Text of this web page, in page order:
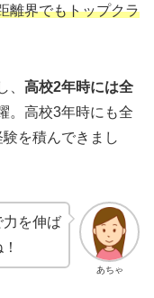
離界でもトップクラ
、 高校2年時には全
。高校3年時にも全
を積んできまし
あちゃ
力を伸ば